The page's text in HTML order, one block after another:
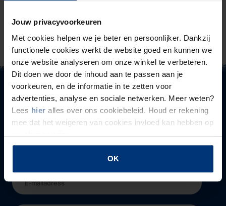
Jouw privacyvoorkeuren
Met cookies helpen we je beter en persoonlijker. Dankzij
functionele cookies werkt de website goed en kunnen we
onze website analyseren om onze winkel te verbeteren.
Dit doen we door de inhoud aan te passen aan je
voorkeuren, en de informatie in te zetten voor
advertenties, analyse en sociale netwerken. Meer weten?
Lees hier alles over ons cookiebeleid. Houd er rekening
mee dat het weigeren van cookies invloed kan hebben op
uw shopervaring.
OK
Schrijf je in voor onze nieuwsbrief
en ontvang 10% korting!